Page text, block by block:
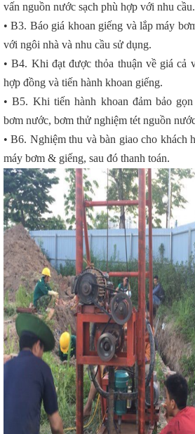
vấn nguồn nước sạch phù hợp với nhu cầu.
• B3. Báo giá khoan giếng và lắp máy
với ngôi nhà và nhu cầu sử dụng.
• B4. Khi đạt được thỏa thuận về giá cả
hợp đồng và tiến hành khoan giếng.
• B5. Khi tiến hành khoan đảm bảo
bơm nước, bơm thử nghiệm tét nguồn
• B6. Nghiệm thu và bàn giao cho khách
máy bơm & giếng, sau đó thanh toán.